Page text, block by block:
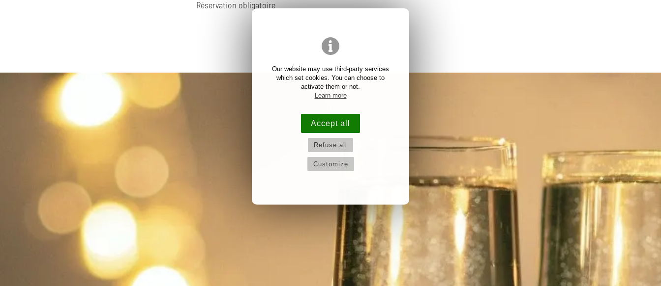
Our website may use third-party services
which set cookies. You can choose to
activate them or not.
Learn more
Accept all
Refuse all
Customize
Réservation obligatoire